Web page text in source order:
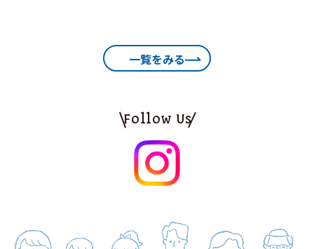
一覧をみる
Follow Us